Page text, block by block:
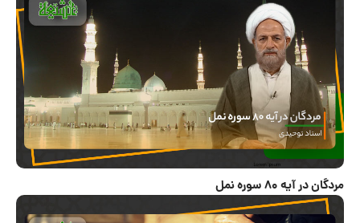
بى بهره ماندن دشمنان اهل بیت از برکات حوض
کوثر در قیامت
6
7
7
ب
ا
ز
د